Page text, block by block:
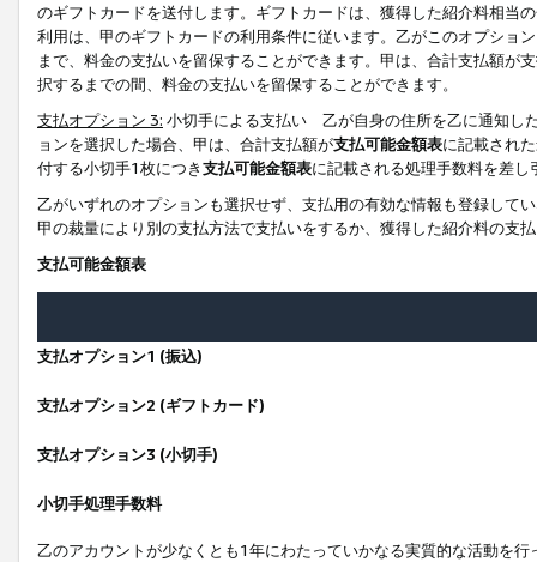
のギフトカードを送付します。ギフトカードは、獲得した紹介料相当
利用は、甲のギフトカードの利用条件に従います。乙がこのオプショ
まで、料金の支払いを留保することができます。甲は、合計支払額が
択するまでの間、料金の支払いを留保することができます。
支払オプション 3: 小切手による支払い 乙が自身の住所を乙に通知し
ョンを選択した場合、甲は、合計支払額が支払可能金額表に記載され
付する小切手1枚につき支払可能金額表に記載される処理手数料を差し
乙がいずれのオプションも選択せず、支払用の有効な情報も登録して
甲の裁量により別の支払方法で支払いをするか、獲得した紹介料の支
支払可能金額表
支払オプション1 (振込)
支払オプション2 (ギフトカード)
支払オプション3 (小切手)
小切手処理手数料
乙のアカウントが少なくとも1年にわたっていかなる実質的な活動を